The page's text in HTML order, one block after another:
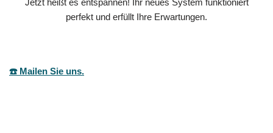
Jetzt heißt es entspannen! Ihr neues System funktioniert
perfekt und erfüllt Ihre Erwartungen.
☎️ Mailen Sie uns.